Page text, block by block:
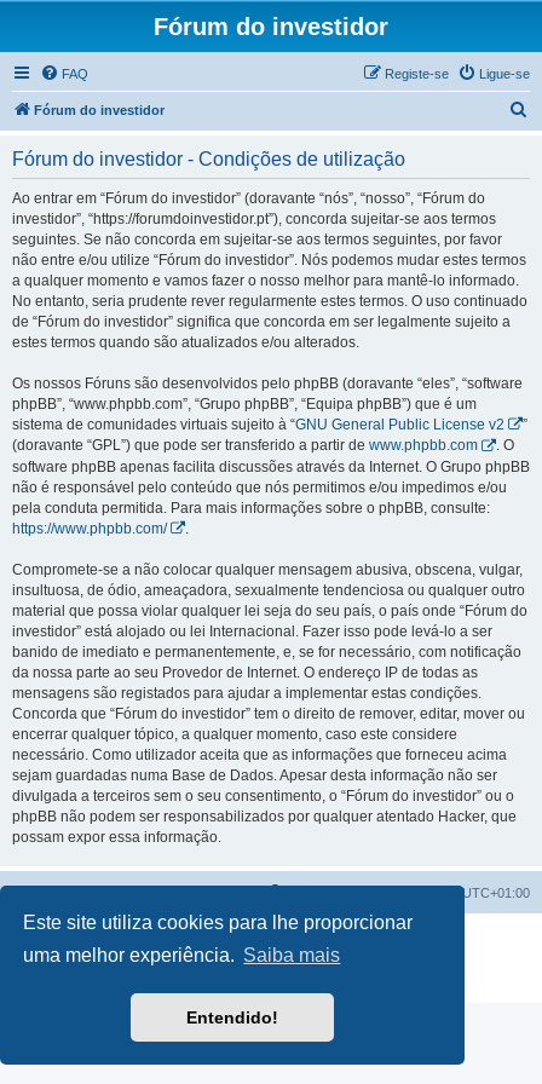
Este site utiliza cookies para lhe proporcionar
uma melhor experiência. Saiba mais
Entendido!
Fórum do investidor
FAQ Ligue-se
Registe-se
Fórum do investidor
Fórum do investidor - Condições de utilização
Ao entrar em “Fórum do investidor” (doravante “nós”, “nosso”, “Fórum do
investidor”, “https://forumdoinvestidor.pt”), concorda sujeitar-se aos termos
seguintes. Se não concorda em sujeitar-se aos termos seguintes, por favor
não entre e/ou utilize “Fórum do investidor”. Nós podemos mudar estes termos
a qualquer momento e vamos fazer o nosso melhor para mantê-lo informado.
No entanto, seria prudente rever regularmente estes termos. O uso continuado
de “Fórum do investidor” significa que concorda em ser legalmente sujeito a
estes termos quando são atualizados e/ou alterados.
Os nossos Fóruns são desenvolvidos pelo phpBB (doravante “eles”, “software
phpBB”, “www.phpbb.com”, “Grupo phpBB”, “Equipa phpBB”) que é um
sistema de comunidades virtuais sujeito à “GNU General Public License v2
”
(doravante “GPL”) que pode ser transferido a partir de www.phpbb.com
. O
software phpBB apenas facilita discussões através da Internet. O Grupo phpBB
não é responsável pelo conteúdo que nós permitimos e/ou impedimos e/ou
pela conduta permitida. Para mais informações sobre o phpBB, consulte:
https://www.phpbb.com/
Compromete-se a não colocar qualquer mensagem abusiva, obscena, vulgar,
insultuosa, de ódio, ameaçadora, sexualmente tendenciosa ou qualquer outro
material que possa violar qualquer lei seja do seu país, o país onde “Fórum do
investidor” está alojado ou lei Internacional. Fazer isso pode levá-lo a ser
banido de imediato e permanentemente, e, se for necessário, com notificação
da nossa parte ao seu Provedor de Internet. O endereço IP de todas as
mensagens são registados para ajudar a implementar estas condições.
Concorda que “Fórum do investidor” tem o direito de remover, editar, mover ou
encerrar qualquer tópico, a qualquer momento, caso este considere
necessário. Como utilizador aceita que as informações que forneceu acima
sejam guardadas numa Base de Dados. Apesar desta informação não ser
divulgada a terceiros sem o seu consentimento, o “Fórum do investidor” ou o
phpBB não podem ser responsabilizados por qualquer atentado Hacker, que
possam expor essa informação.
UTC+01:00
phpBB
® Forum Software © phpBB Limited
Traduzido por:
phpBB Portugal